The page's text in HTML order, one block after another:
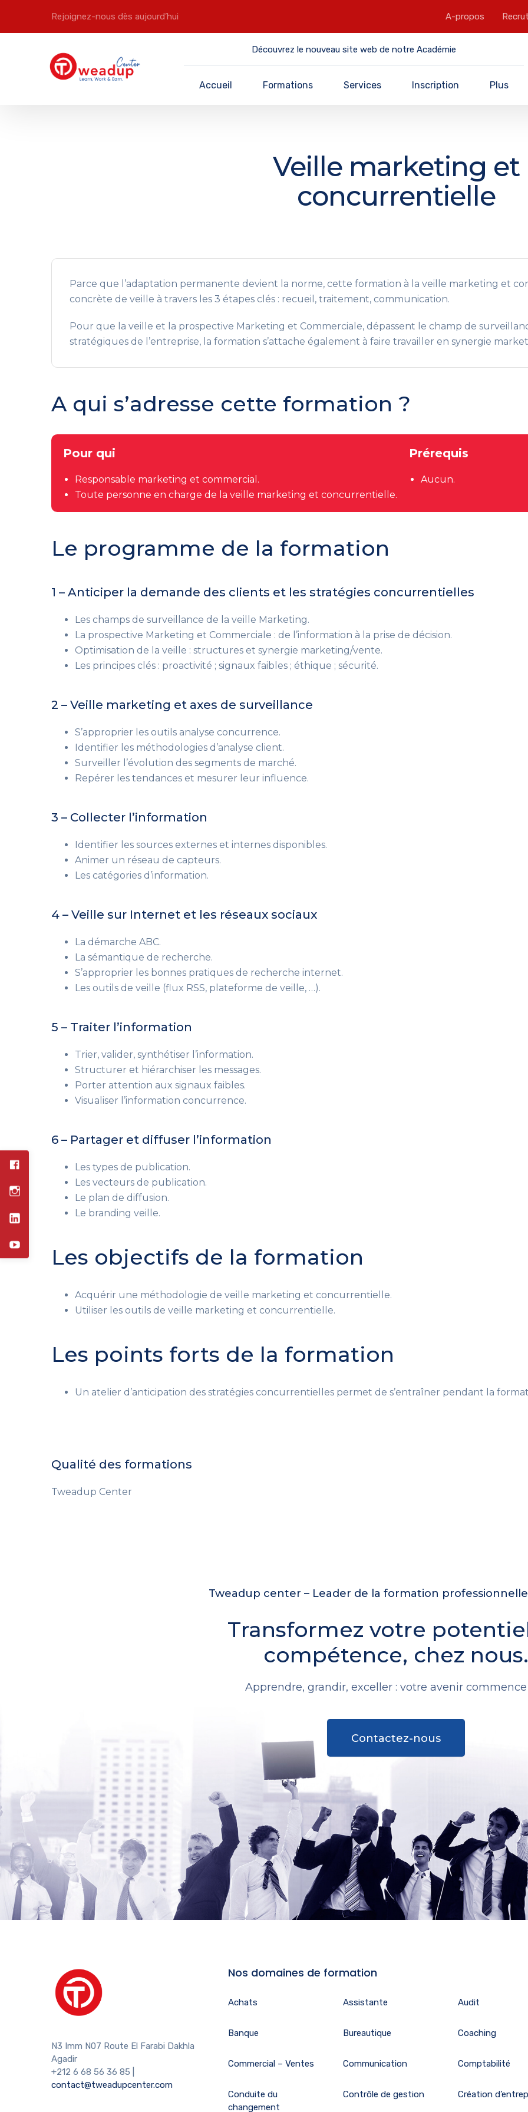
Rejoignez-nous dès aujourd’hui A-propos
Découvrez le nouveau site web de notre Académie
Accueil Formations Services Inscription Plus
Veille marketing et
concurrentielle
Parce que l’adaptation permanente devient la norme, cette formation à la veille marketing et
concrète de veille à travers les 3 étapes clés : recueil, traitement, communication.
Pour que la veille et la prospective Marketing et Commerciale, dépassent le champ de
stratégiques de l’entreprise, la formation s’attache également à faire travailler en synergie
A qui s’adresse cette formation ?
Pour qui
Responsable marketing et commercial.
Toute personne en charge de la veille marketing et concurrentielle.
Prérequis
Aucun.
Le programme de la formation
1 – Anticiper la demande des clients et les stratégies concurrentielles
Les champs de surveillance de la veille Marketing.
La prospective Marketing et Commerciale : de l’information à la prise de décision.
Optimisation de la veille : structures et synergie marketing/vente.
Les principes clés : proactivité ; signaux faibles ; éthique ; sécurité.
2 – Veille marketing et axes de surveillance
S’approprier les outils analyse concurrence.
Identifier les méthodologies d’analyse client.
Surveiller l’évolution des segments de marché.
Repérer les tendances et mesurer leur influence.
3 – Collecter l’information
Identifier les sources externes et internes disponibles.
Animer un réseau de capteurs.
Les catégories d’information.
4 – Veille sur Internet et les réseaux sociaux
La démarche ABC.
La sémantique de recherche.
S’approprier les bonnes pratiques de recherche internet.
Les outils de veille (flux RSS, plateforme de veille, …).
5 – Traiter l’information
Trier, valider, synthétiser l’information.
Structurer et hiérarchiser les messages.
Porter attention aux signaux faibles.
Visualiser l’information concurrence.
6 – Partager et diffuser l’information
Les types de publication.
Les vecteurs de publication.
Le plan de diffusion.
Le branding veille.
Les objectifs de la formation
Acquérir une méthodologie de veille marketing et concurrentielle.
Utiliser les outils de veille marketing et concurrentielle.
Les points forts de la formation
Un atelier d’anticipation des stratégies concurrentielles permet de s’entraîner pendant la
Qualité des formations
Tweadup Center
Tweadup center – Leader de la formation
Transformez votre
compétence, chez nous.
Apprendre, grandir, exceller : votre avenir
Contactez-nous
N3 Imm N07 Route El Farabi Dakhla
Agadir
+212 6 68 56 36 85
contact@tweadupcenter.com
Nos domaines de formation
Achats Assistante Audit
Banque Bureautique Coaching
Commercial – Ventes Communication Comptabilité
Conduite du
changement
Contrôle de gestion Création